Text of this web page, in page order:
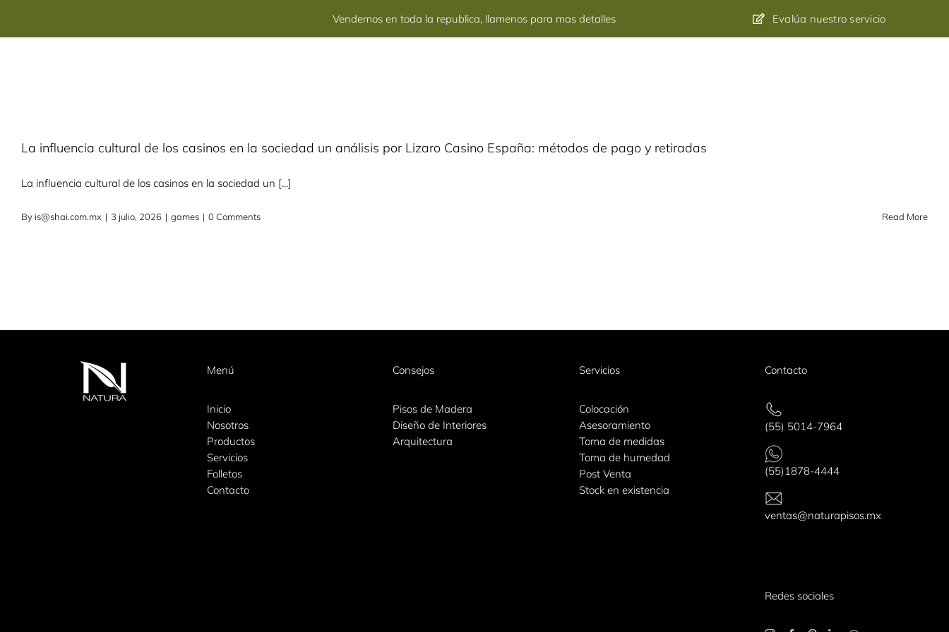
content
Vendemos en toda la republica, llamenos para mas detalles Evalúa nuestro servicio
La influencia cultural de los casinos en la sociedad un análisis por Lizaro Casino España: métodos de pago y retiradas
La influencia cultural de los casinos en la sociedad un [...]
By is@shai.com.mx | 3 julio, 2026 | games | 0 Comments Read More
Menú
Inicio
Nosotros
Productos
Servicios
Folletos
Contacto
Consejos
Pisos de Madera
Diseño de Interiores
Arquitectura
Servicios
Colocación
Asesoramiento
Toma de medidas
Toma de humedad
Post Venta
Stock en existencia
Contacto
(55) 5014-7964
(55)1878-4444
ventas@naturapisos.mx
Redes sociales